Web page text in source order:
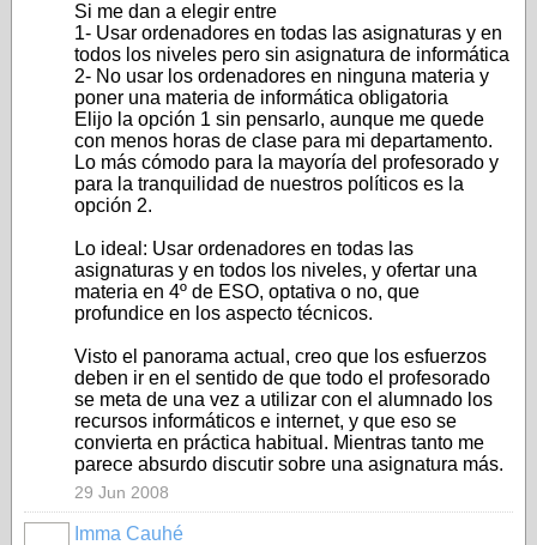
Si me dan a elegir entre
1- Usar ordenadores en todas las asignaturas y en
todos los niveles pero sin asignatura de informática
2- No usar los ordenadores en ninguna materia y
poner una materia de informática obligatoria
Elijo la opción 1 sin pensarlo, aunque me quede
con menos horas de clase para mi departamento.
Lo más cómodo para la mayoría del profesorado y
para la tranquilidad de nuestros políticos es la
opción 2.
Lo ideal: Usar ordenadores en todas las
asignaturas y en todos los niveles, y ofertar una
materia en 4º de ESO, optativa o no, que
profundice en los aspecto técnicos.
Visto el panorama actual, creo que los esfuerzos
deben ir en el sentido de que todo el profesorado
se meta de una vez a utilizar con el alumnado los
recursos informáticos e internet, y que eso se
convierta en práctica habitual. Mientras tanto me
parece absurdo discutir sobre una asignatura más.
29 Jun 2008
Imma Cauhé